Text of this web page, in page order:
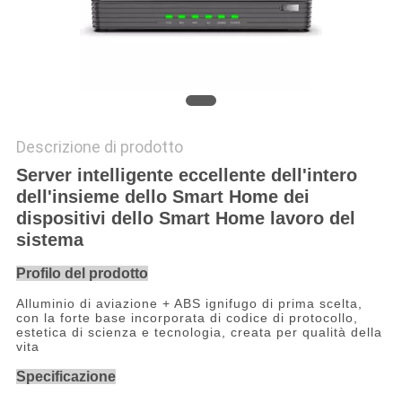
Descrizione di prodotto
Server intelligente eccellente dell'intero
dell'insieme dello Smart Home dei
dispositivi dello Smart Home lavoro del
sistema
Profilo del prodotto
Alluminio di aviazione + ABS ignifugo di prima scelta,
con la forte base incorporata di codice di protocollo,
estetica di scienza e tecnologia, creata per qualità della
vita
Specificazione